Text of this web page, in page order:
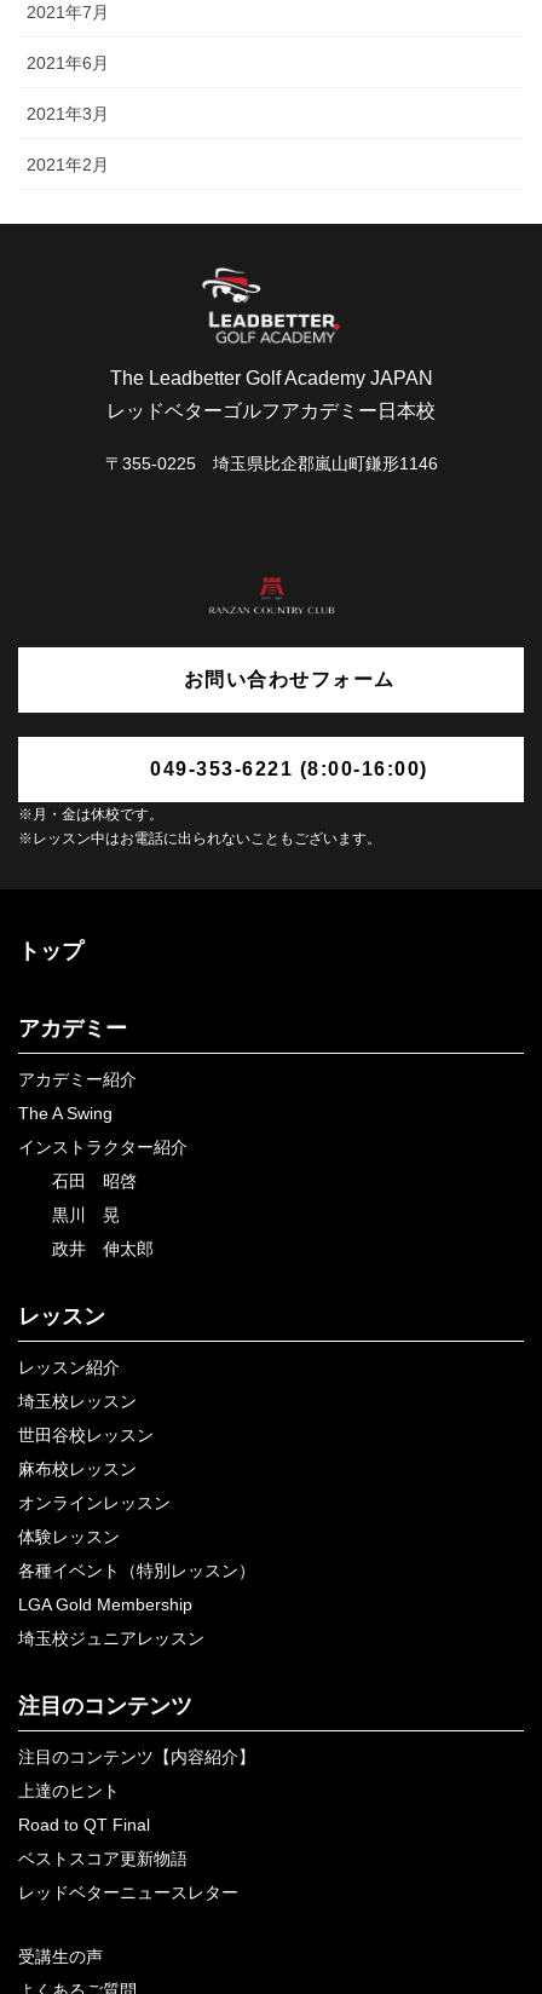
2021年7月
2021年6月
2021年3月
2021年2月
The Leadbetter Golf Academy JAPAN
レッドベターゴルフアカデミー日本校
〒355-0225 埼玉県比企郡嵐山町鎌形1146
お問い合わせフォーム
049-353-6221 (8:00-16:00)
※月・金は休校です。
※レッスン中はお電話に出られないこともございます。
トップ
アカデミー
アカデミー紹介
The A Swing
インストラクター紹介
石田 昭啓
黒川 晃
政井 伸太郎
レッスン
レッスン紹介
埼玉校レッスン
世田谷校レッスン
麻布校レッスン
オンラインレッスン
体験レッスン
各種イベント（特別レッスン）
LGA Gold Membership
埼玉校ジュニアレッスン
注目のコンテンツ
注目のコンテンツ【内容紹介】
上達のヒント
Road to QT Final
ベストスコア更新物語
レッドベターニュースレター
受講生の声